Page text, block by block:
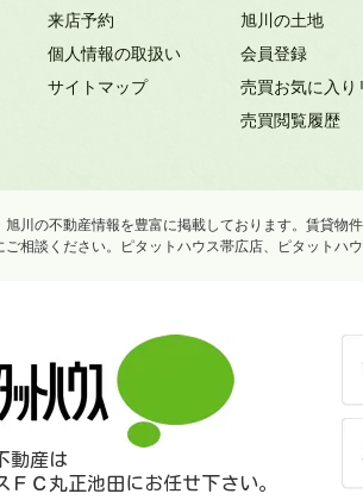
来店予約
個人情報の取扱い
サイトマップ
旭川の土地
会員登録
売買お気に入り
売買閲覧履歴
旭川の不動産情報を豊富に掲載しております。賃貸物
ご相談ください。ピタットハウス帯広店、ピタットハ
動産は
ＦＣ丸正池田にお任せ下さい。